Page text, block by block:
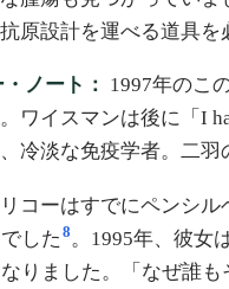
原設計を運べる道具を
ノート： 1997年のこ
ワイスマンは後に「I
冷淡な免疫学者。二羽
コーはすでにペンシル
した 8。1995年、彼女
りました。「なぜ誰